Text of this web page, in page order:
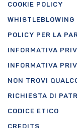
COOKIE POLICY
WHISTLEBLOWING
POLICY PER LA
INFORMATIVA
INFORMATIVA
NON TROVI
RICHIESTA DI
CODICE ETICO
CREDITS